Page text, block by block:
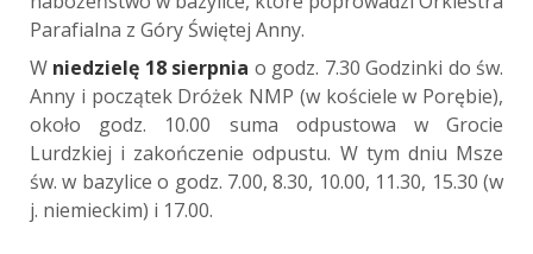
Parafialna z Góry Świętej Anny.
W niedzielę 18 sierpnia o godz. 7.30 Godzinki do św.
Anny i początek Dróżek NMP (w kościele w Porębie),
około godz. 10.00 suma odpustowa w Grocie
Lurdzkiej i zakończenie odpustu. W tym dniu Msze
św. w bazylice o godz. 7.00, 8.30, 10.00, 11.30, 15.30 (w
j. niemieckim) i 17.00.